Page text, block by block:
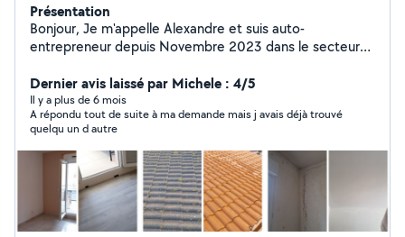
Présentation
Bonjour, Je m'appelle Alexandre et suis auto-
entrepreneur depuis Novembre 2023 dans le secteur
du-Rhône, Var, Vaucluse. J'exerce notamment dans les
activités suivantes : Maçonnerie générale, peinture,
placo, plomberie, électricité, revêtement murs et sols,
revêtements intérieurs et extérieurs, étanchéité toiture
et isolation. Je serai ravi de mettre à disposition mon
savoir faire pour sublimer vos ouvrages, maison,
appartement, que ce soit dans le neuf ou la rénovation
et le tout, dans les de règles de l'art. N'hésitez pas à me
contacter pour tout renseignement ou devis. Je vous
Dernier avis laissé par Michele : 4/5
Il y a plus de 6 mois
A répondu tout de suite à ma demande mais j avais déjà trouvé
quelqu un d autre